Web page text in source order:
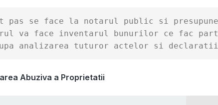
pas se face la notarul public si
va face inventarul bunurilor ce fac
analizarea tuturor actelor si
Abuziva a Proprietatii